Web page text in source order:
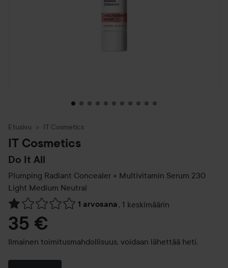
Etusivu IT Cosmetics
IT Cosmetics
Do It All
Plumping Radiant Concealer + Multivitamin Serum 230
Light Medium Neutral
1 arvosana , 1 keskimäärin
Siirtyä jhk Arvosana & kommentit
35 €
Ilmainen toimitusmahdollisuus, voidaan lähettää heti.